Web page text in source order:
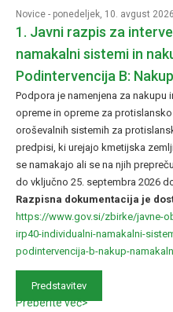
Novice - ponedeljek, 10. avgust 2026
1. Javni razpis za
namakalni sistemi in
Podintervencija B:
Podpora je namenjena za nakupu
opreme in opreme za
oroševalnih sistemih za
predpisi, ki urejajo kmetijska
se namakajo ali se na njih
do vključno 25. septembra 2026
Razpisna dokumentacija je
https://www.gov.si/zbirke/javne-
irp40-individualni-namakalni-
podintervencija-b-nakup-
Predstavitev
Preberite več>